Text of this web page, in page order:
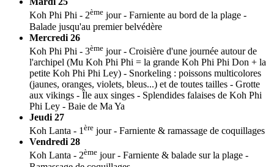
Koh Phi Phi - 2ème jour - Farniente au bord de la plage -
Balade jusqu'au premier belvédère
Mercredi 26
Koh Phi Phi - 3ème jour - Croisière d'une journée autour de
l'archipel (Mu Koh Phi Phi = la grande Koh Phi Phi Don + la
petite Koh Phi Phi Ley) - Snorkeling : poissons multicolores
(jaunes, oranges, violets, bleus...) et de toutes tailles - Grotte
aux vikings - Île aux singes - Splendides falaises de Koh Phi
Phi Ley - Baie de Ma Ya
Jeudi 27
Koh Lanta - 1 ère jour - Farniente & ramassage de coquillages
Vendredi 28
Koh Lanta - 2ème jour - Farniente & balade sur la plage -